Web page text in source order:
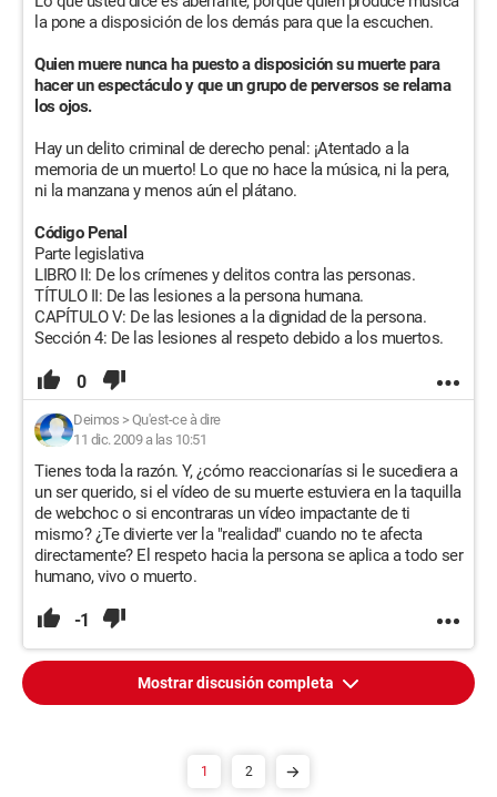
la pone a disposición de los demás para que la escuchen.
Quien muere nunca ha puesto a disposición su muerte para
hacer un espectáculo y que un grupo de perversos se relama
los ojos.
Hay un delito criminal de derecho penal: ¡Atentado a la
memoria de un muerto! Lo que no hace la música, ni la pera,
ni la manzana y menos aún el plátano.
Código Penal
Parte legislativa
LIBRO II: De los crímenes y delitos contra las personas.
TÍTULO II: De las lesiones a la persona humana.
CAPÍTULO V: De las lesiones a la dignidad de la persona.
Sección 4: De las lesiones al respeto debido a los muertos.
0
Deimos > Qu'est-ce à dire
11 dic. 2009 a las 10:51
Tienes toda la razón. Y, ¿cómo reaccionarías si le sucediera a
un ser querido, si el vídeo de su muerte estuviera en la taquilla
de webchoc o si encontraras un vídeo impactante de ti
mismo? ¿Te divierte ver la "realidad" cuando no te afecta
directamente? El respeto hacia la persona se aplica a todo ser
humano, vivo o muerto.
-1
Mostrar discusión completa
1 2